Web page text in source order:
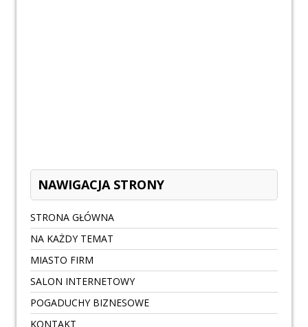
NAWIGACJA STRONY
STRONA GŁÓWNA
NA KAŻDY TEMAT
MIASTO FIRM
SALON INTERNETOWY
POGADUCHY BIZNESOWE
KONTAKT